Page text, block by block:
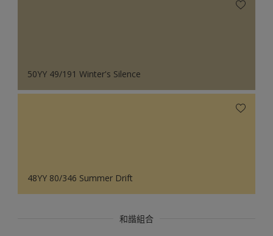
50YY 49/191 Winter's Silence
48YY 80/346 Summer Drift
和諧組合